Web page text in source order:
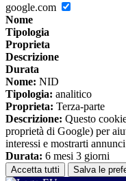
google.com
Nome
Tipologia
Proprieta
Descrizione
Durata
Nome: NID
Tipologia: analitico
Proprieta: Terza-parte
Descrizione: Questo
proprietà di Google) per
interessi e mostrarti
Durata: 6 mesi 3 giorni
Accetta tutti Salva le